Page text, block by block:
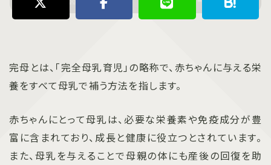
完母とは、「完全母乳育児」の略称で、赤ちゃんに与える栄
養をすべて母乳で補う方法を指します。
赤ちゃんにとって母乳は、必要な栄養素や免疫成分が豊
富に含まれており、成長と健康に役立つとされています。
また、母乳を与えることで母親の体にも産後の回復を助